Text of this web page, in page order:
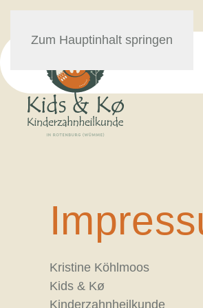
Zum Hauptinhalt springen
Kristine Köhlmoos
Kids & Kø
Kinderzahnheilkunde